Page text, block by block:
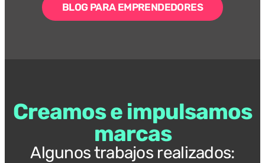
BLOG PARA EMPRENDEDORES
Creamos e impulsamos
marcas
Algunos trabajos realizados: